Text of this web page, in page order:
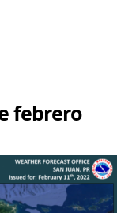
febrero